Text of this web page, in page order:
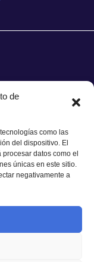
de
como las
del dispositivo. El
datos como el
únicas en este sitio.
negativamente a
Campus